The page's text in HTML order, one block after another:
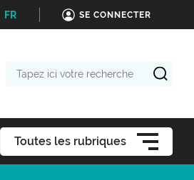
FR SE CONNECTER
Toutes les rubriques